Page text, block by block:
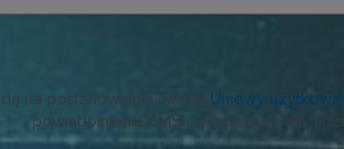
na postanowienia naszej Umowy
powiadomienia SMS i w każdej chwili